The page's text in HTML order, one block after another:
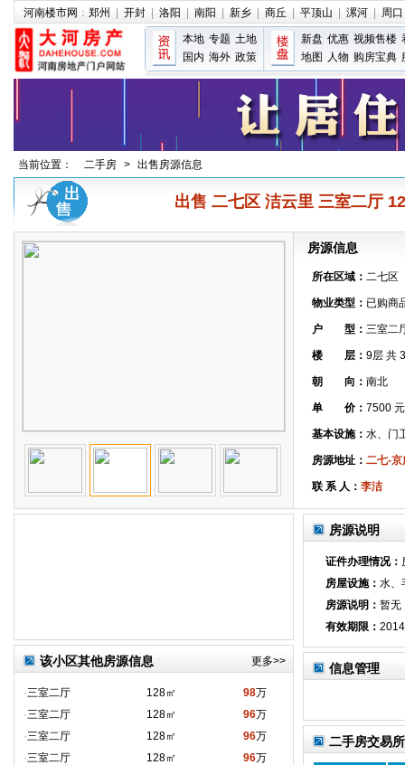
河南楼市网 ： 郑州 开封 洛阳 南阳 新乡 商丘 平顶山 漯河 周口
本地 专题 土地
国内 海外 政策
新盘 优惠 视频售楼
地图
人物 购房宝典
当前位置： 二手房 > 出售房源信息
出售 二七区 洁云里 三室二厅
房源信息
所在区域： 二七区
物业类型： 已购商
户 型： 三室二
楼 层： 9层 共
朝 向： 南北
单 价： 7500
基本设施： 水、门
房源地址： 二七-京
联 系 人： 李洁
房源说明
证件办理情况：
房屋设施： 水、
房源说明： 暂无
有效期限：
信息管理
二手房交易
该小区其他房源信息 更多>>
·三室二厅 128㎡ 98万
·三室二厅 128㎡ 96万
·三室二厅 128㎡ 96万
·三室二厅 128㎡ 96万